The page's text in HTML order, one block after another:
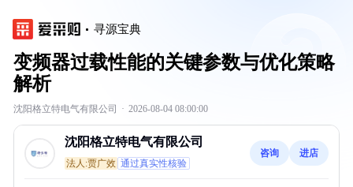
寻源宝典
变频器过载性能的关键参数与优化策略
解析
沈阳格立特电气有限公司 · 2026-08-04 08:00:00
沈阳格立特电气有限公司
法人:贾广效 通过真实性核验
咨询 进店